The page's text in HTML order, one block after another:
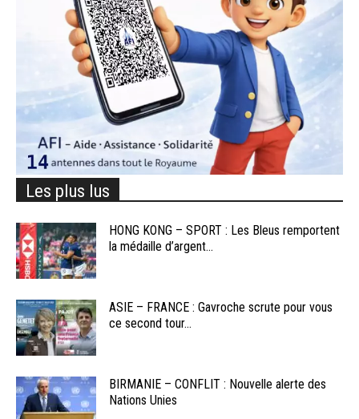
Les plus lus
HONG KONG – SPORT : Les Bleus remportent
la médaille d’argent...
ASIE – FRANCE : Gavroche scrute pour vous
ce second tour...
BIRMANIE – CONFLIT : Nouvelle alerte des
Nations Unies